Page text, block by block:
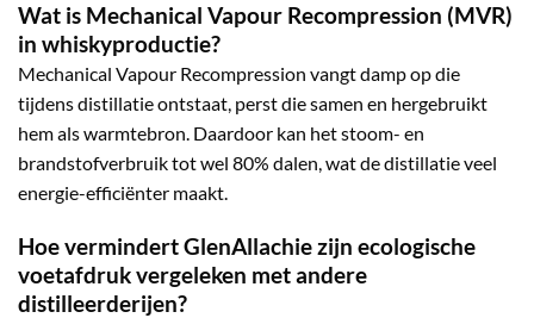
Wat is Mechanical Vapour Recompression (MVR)
in whiskyproductie?
Mechanical Vapour Recompression vangt damp op die
tijdens distillatie ontstaat, perst die samen en hergebruikt
hem als warmtebron. Daardoor kan het stoom- en
brandstofverbruik tot wel 80% dalen, wat de distillatie veel
energie-efficiënter maakt.
Hoe vermindert GlenAllachie zijn ecologische
voetafdruk vergeleken met andere
distilleerderijen?